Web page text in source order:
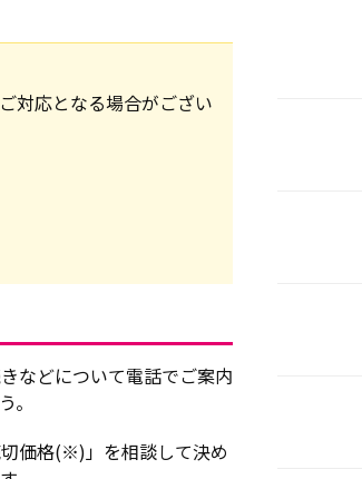
対応となる場合がござい
などについて電話でご案内
。
価格(※)」を相談して決め